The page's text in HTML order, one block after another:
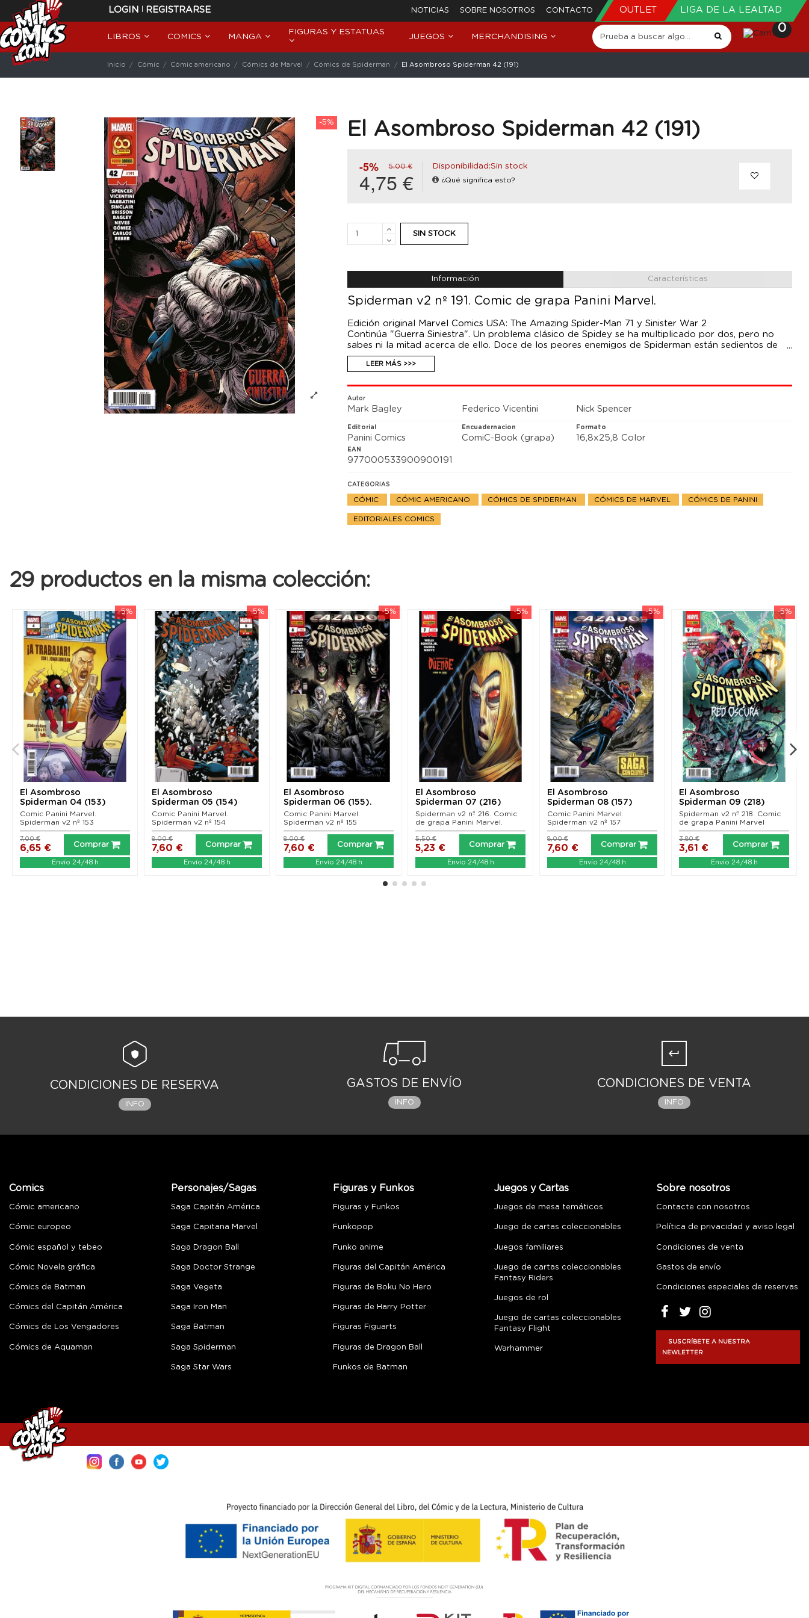
LOGIN | REGISTRARSE NOTICIAS SOBRE NOSOTROS CONTACTO OUTLET LIGA DE LA LEALTAD
LIBROS COMICS MANGA
FIGURAS Y ESTATUAS
JUEGOS MERCHANDISING
0
Inicio Cómic Cómic americano Cómics de Marvel Cómics de Spiderman El Asombroso Spiderman 42 (191)
-5% El Asombroso Spiderman 42 (191)
-5% 5,00 €
4,75 €
Disponibilidad:Sin stock
¿Qué significa esto?
SIN STOCK
Información Características
Spiderman v2 nº 191. Comic de grapa Panini Marvel.
Edición original Marvel Comics USA: The Amazing Spider-Man 71 y Sinister War 2
Continúa "Guerra Siniestra". Un problema clásico de Spidey se ha multiplicado por dos, pero no
sabes ni la mitad acerca de ello. Doce de los peores enemigos de Spiderman están sedientos de
sangre: la del trepamuros y la de los otros. La batalla entre Doc Ock y El Buitre sacudirá Nueva
York.LEER MÁS >>>
Autor
Mark Bagley Federico Vicentini Nick Spencer
Editorial
Panini Comics
Encuadernacion
ComiC-Book (grapa)
Formato
16,8x25,8 Color
EAN
977000533900900191
CATEGORIAS
CÓMIC CÓMIC AMERICANO CÓMICS DE SPIDERMAN CÓMICS DE MARVEL CÓMICS DE PANINI
EDITORIALES COMICS
29 productos en la misma colección:
-5%
El Asombroso
Spiderman 04 (153)
Comic Panini Marvel.
Spiderman v2 nº 153
6,65 €
7,00 €
Comprar
Envío 24/48 h
-5%
El Asombroso
Spiderman 05 (154)
Comic Panini Marvel.
Spiderman v2 nº 154
7,60 €
8,00 €
Comprar
Envío 24/48 h
-5%
El Asombroso
Spiderman 06 (155).
Cazado Partes 1 y 2
Comic Panini Marvel.
Spiderman v2 nº 155
7,60 €
8,00 €
Comprar
Envío 24/48 h
-5%
El Asombroso
Spiderman 07 (216)
Spiderman v2 nº 216. Comic
de grapa Panini Marvel.
5,23 €
5,50 €
Comprar
Envío 24/48 h
-5%
El Asombroso
Spiderman 08 (157)
Comic Panini Marvel.
Spiderman v2 nº 157
7,60 €
8,00 €
Comprar
Envío 24/48 h
-5%
El Asombroso
Spiderman 09 (218)
Spiderman v2 nº 218. Comic
de grapa Panini Marvel
3,61 €
3,80 €
Comprar
Envío 24/48 h
CONDICIONES DE RESERVA
INFO
GASTOS DE ENVÍO
INFO
CONDICIONES DE VENTA
INFO
Comics
Cómic americano
Cómic europeo
Cómic español y tebeo
Cómic Novela gráfica
Cómics de Batman
Cómics del Capitán América
Cómics de Los Vengadores
Cómics de Aquaman
Personajes/Sagas
Saga Capitán América
Saga Capitana Marvel
Saga Dragon Ball
Saga Doctor Strange
Saga Vegeta
Saga Iron Man
Saga Batman
Saga Spiderman
Saga Star Wars
Figuras y Funkos
Figuras y Funkos
Funkopop
Funko anime
Figuras del Capitán América
Figuras de Boku No Hero
Figuras de Harry Potter
Figuras Figuarts
Figuras de Dragon Ball
Funkos de Batman
Juegos y Cartas
Juegos de mesa temáticos
Juego de cartas coleccionables
Juegos familiares
Juego de cartas coleccionables
Fantasy Riders
Juegos de rol
Juego de cartas coleccionables
Fantasy Flight
Warhammer
Sobre nosotros
Contacte con nosotros
Política de privacidad y aviso legal
Condiciones de venta
Gastos de envío
Condiciones especiales de reservas
SUSCRÍBETE A NUESTRA
NEWLETTER